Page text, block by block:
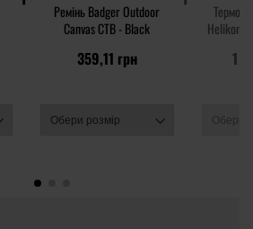
Ремінь Badger Outdoor
Canvas CTB - Black
359,11 грн
Helikon-
1